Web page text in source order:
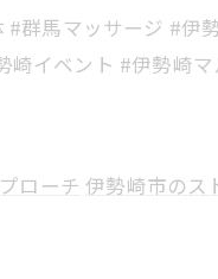
群馬マッサージ #伊
崎イベント #伊勢崎マ
ローチ 伊勢崎市のス